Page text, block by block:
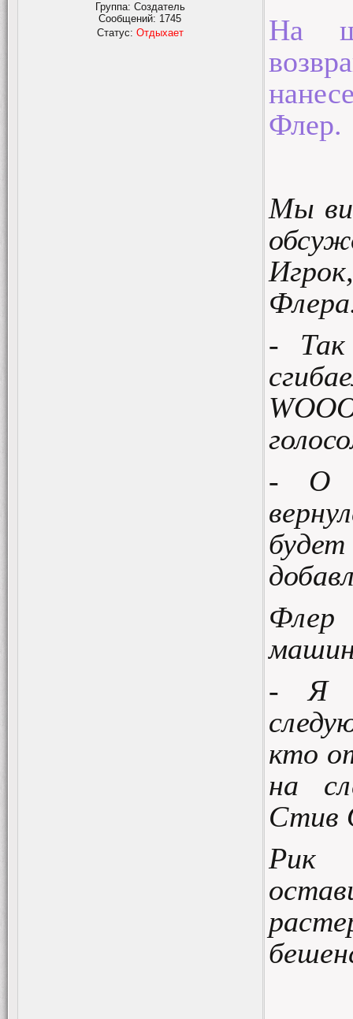
Группа: Создатель
Сообщений: 1745
Статус: Отдыхает
На
Флер.
Мы
-
- О
Флер
- Я
кто
на
Стив
Рик